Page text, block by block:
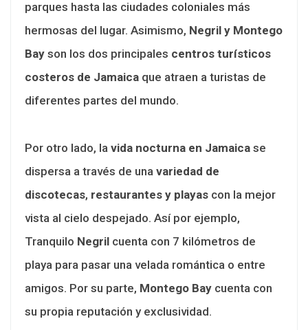
parques hasta las ciudades coloniales más
hermosas del lugar. Asimismo, Negril y Montego
Bay son los dos principales centros turísticos
costeros de Jamaica que atraen a turistas de
diferentes partes del mundo.
Por otro lado, la vida nocturna en Jamaica se
dispersa a través de una variedad de
discotecas, restaurantes y playas con la mejor
vista al cielo despejado. Así por ejemplo,
Tranquilo Negril cuenta con 7 kilómetros de
playa para pasar una velada romántica o entre
amigos. Por su parte, Montego Bay cuenta con
su propia reputación y exclusividad.